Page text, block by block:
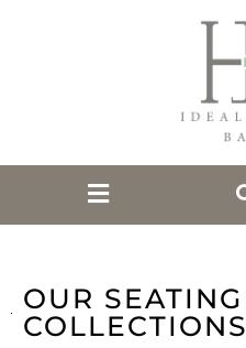
OUR SEATING
COLLECTIONS